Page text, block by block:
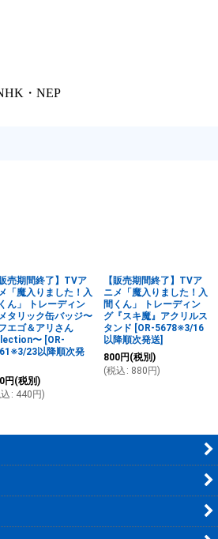
・NEP
販売期間終了】TVア
「魔入りました！入
ん」 トレーディン
タリック缶バッジ〜
エゴ＆アリさん
〜 [OR-
23以降順次発
円 (税別)
: 440 円)
【販売期間終了】TVア
ニメ「魔入りました！入
間くん」 トレーディン
グ『スキ魔』アクリルス
タンド [OR-5678※3/16
以降順次発送]
800円 (税別)
(税込 : 880 円)